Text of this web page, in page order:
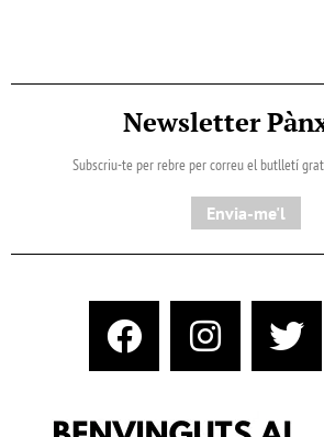
Newsletter
Subscriu-te per rebre per correu el butlletí
Envia-me'l